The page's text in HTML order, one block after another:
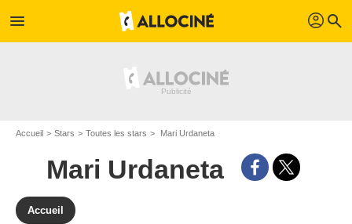
menu profil search
Accueil Stars Toutes les stars Mari Urdaneta
Mari Urdaneta
Accueil